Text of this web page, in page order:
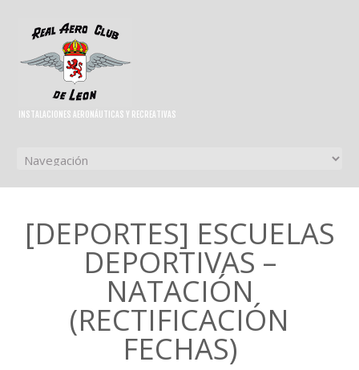
INSTALACIONES AERONÁUTICAS Y RECREATIVAS
[DEPORTES] ESCUELAS
DEPORTIVAS –
NATACIÓN
(RECTIFICACIÓN
FECHAS)